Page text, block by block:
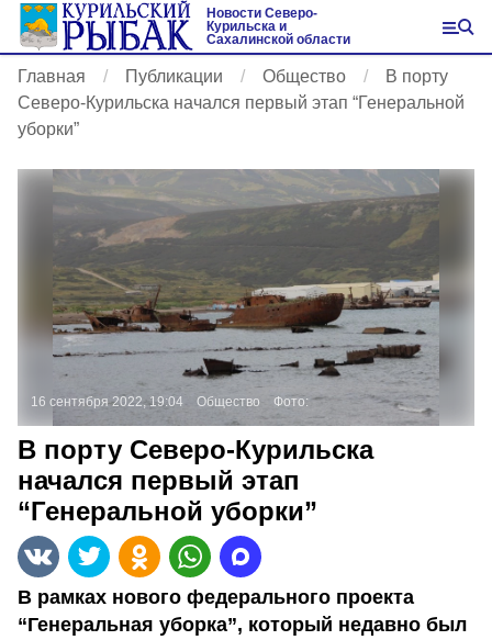
Новости Северо-
Курильска и
Сахалинской области
Главная Публикации Общество
В порту
Северо-Курильска начался первый этап “Генеральной
уборки”
16 сентября 2022, 19:04 Общество Фото:
В порту Северо-Курильска
начался первый этап
“Генеральной уборки”
В рамках нового федерального проекта
“Генеральная уборка”, который недавно был